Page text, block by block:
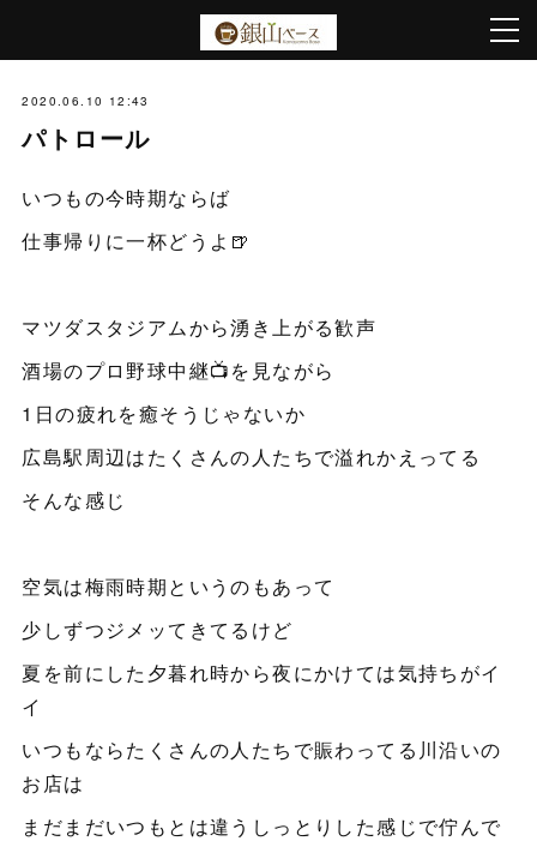
2020.06.10 12:43
パトロール
いつもの今時期ならば
仕事帰りに一杯どうよ🍺
マツダスタジアムから湧き上がる歓声
酒場のプロ野球中継📺を見ながら
1日の疲れを癒そうじゃないか
広島駅周辺はたくさんの人たちで溢れかえってる
そんな感じ
空気は梅雨時期というのもあって
少しずつジメッてきてるけど
夏を前にした夕暮れ時から夜にかけては気持ちがイ
イ
いつもならたくさんの人たちで賑わってる川沿いの
お店は
まだまだいつもとは違うしっとりした感じで佇んで